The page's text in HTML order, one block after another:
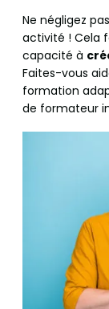
Ne négligez
activité ! Cela
capacité à
Faites-vous
formation
de formateur